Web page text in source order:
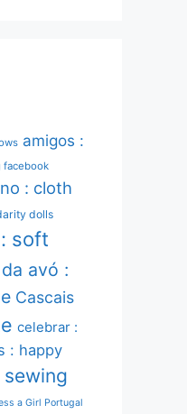
amigos :
facebook
: cloth
dolls
soft
avó :
Cascais
celebrar :
: happy
a Girl Portugal